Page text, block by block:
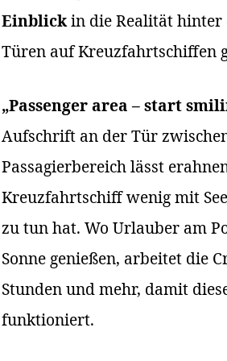
Einblickin die Realität hinter
Türen auf Kreuzfahrtschiffen
„Passenger area – start
Aufschrift an der Tür
Passagierbereich lässt
Kreuzfahrtschiff wenig mit
zu tun hat. Wo Urlauber am
Sonne genießen, arbeitet die
Stunden und mehr, damit
funktioniert.